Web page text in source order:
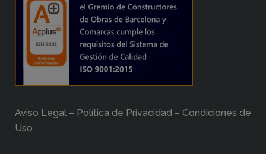
Aviso Legal – Política de Privacidad – Condiciones de
Uso